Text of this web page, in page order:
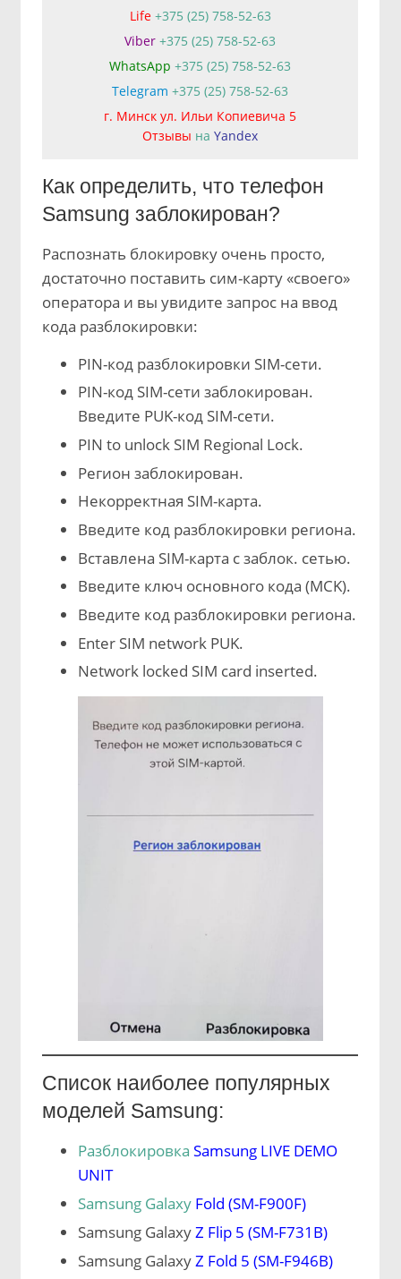
Life+375 (25) 758-52-63
Viber +375 (25) 758-52-63
WhatsApp +375 (25) 758-52-63
Telegram +375 (25) 758-52-63
г. Минск ул. Ильи Копиевича 5
Отзывы на Yandex
Как определить, что телефон
Samsung заблокирован?
Распознать блокировку очень просто,
достаточно поставить сим-карту «своего»
оператора и вы увидите запрос на ввод
кода разблокировки:
PIN-код разблокировки SIM-сети.
PIN-код SIM-сети заблокирован.
Введите PUK-код SIM-сети.
PIN to unlock SIM Regional Lock.
Регион заблокирован.
Некорректная SIM-карта.
Введите код разблокировки региона.
Вставлена SIM-карта с заблок. сетью.
Введите ключ основного кода (MCK).
Введите код разблокировки региона.
Enter SIM network PUK.
Network locked SIM card inserted.
Список наиболее популярных
моделей Samsung:
Разблокировка Samsung LIVE DEMO
UNIT
Samsung Galaxy Fold (SM-F900F)
Samsung GalaxyZ Flip 5 (SM-F731B)
Samsung GalaxyZ Fold 5 (SM-F946B)